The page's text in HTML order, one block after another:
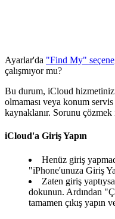
Ayarlar'da "Find My"
çalışmıyor mu?
Bu durum, iCloud
olmaması veya konum
kaynaklanır. Sorunu çözmek
iCloud'a Giriş Yapın
Henüz giriş
"iPhone'unuza Giriş
Zaten giriş
dokunun. Ardından
tamamen çıkış yapın